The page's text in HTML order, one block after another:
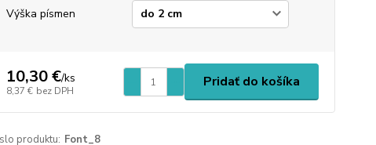
Výška písmen
10,30 €/ks
8,37 € bez DPH
Pridať do košíka
produktu: Font_8